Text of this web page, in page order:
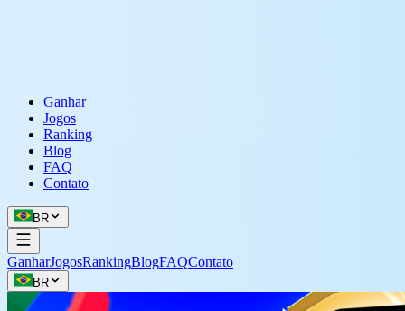
Ganhar
Jogos
Ranking
Blog
FAQ
Contato
BR
GanharJogosRankingBlogFAQContato
BR